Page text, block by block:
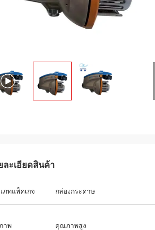
ละเอียดสินค้า
ภทแพ็คเกจ กล่องกระดาษ
าพ คุณภาพสูง